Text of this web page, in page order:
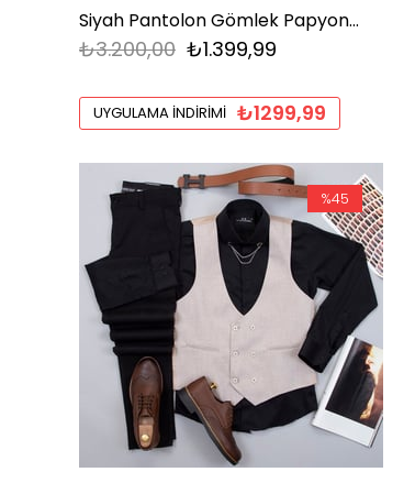
Siyah Pantolon Gömlek Papyon Ayakkabı Kombin
₺1.399,99
₺3.200,00
UYGULAMA İNDIRIMI ₺1299,99
%45